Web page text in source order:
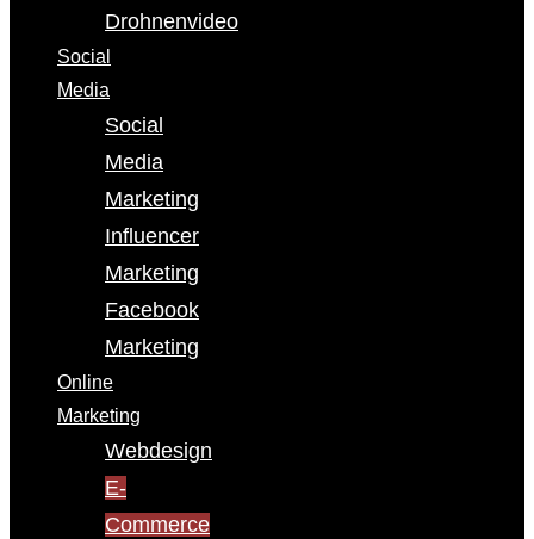
Drohnenvideo
Social
Media
Social
Media
Marketing
Influencer
Marketing
Facebook
Marketing
Online
Marketing
Webdesign
E-
Commerce